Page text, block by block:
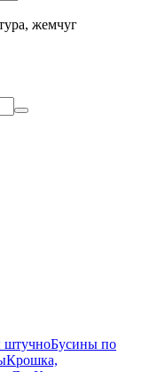
жемчуг
штучноБусины по
Крошка,